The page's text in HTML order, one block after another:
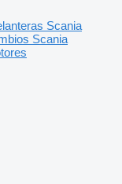
Scania
Scania